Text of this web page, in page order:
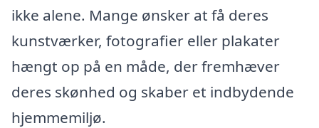
ikke alene. Mange ønsker at få deres
kunstværker, fotografier eller plakater
hængt op på en måde, der fremhæver
deres skønhed og skaber et indbydende
hjemmemiljø.